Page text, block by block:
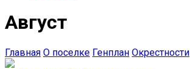
Август
Главная О поселке Генплан Окрестности